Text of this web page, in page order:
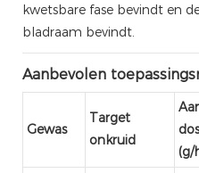
kwetsbare fase bevindt en
bladraam bevindt.
Aanbevolen
Gewas
Target
onkruid
(g/